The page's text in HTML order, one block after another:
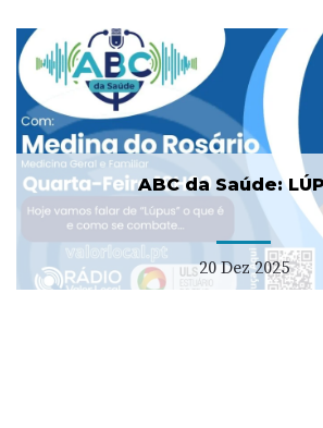
ABC da Saúde:
20 Dez 2025